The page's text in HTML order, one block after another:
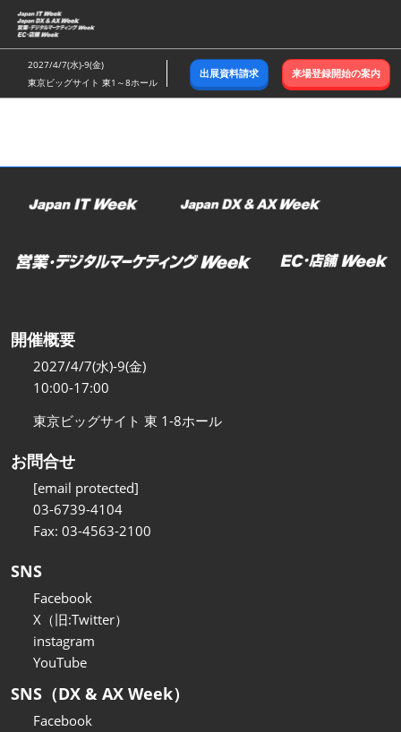
ス
キ
ッ
し
む
2027/4/7(水)-9(金)
東京ビッグサイト 東1～8ホール
出展資料請求 来場登録開始の案内
開催概要
2027/4/7(水)-9(金)
10:00-17:00
東京ビッグサイト 東 1-8ホール
お問合せ
[email protected]
03-6739-4104
Fax: 03-4563-2100
SNS
Facebook
X（旧:Twitter）
instagram
YouTube
SNS（DX & AX Week）
Facebook